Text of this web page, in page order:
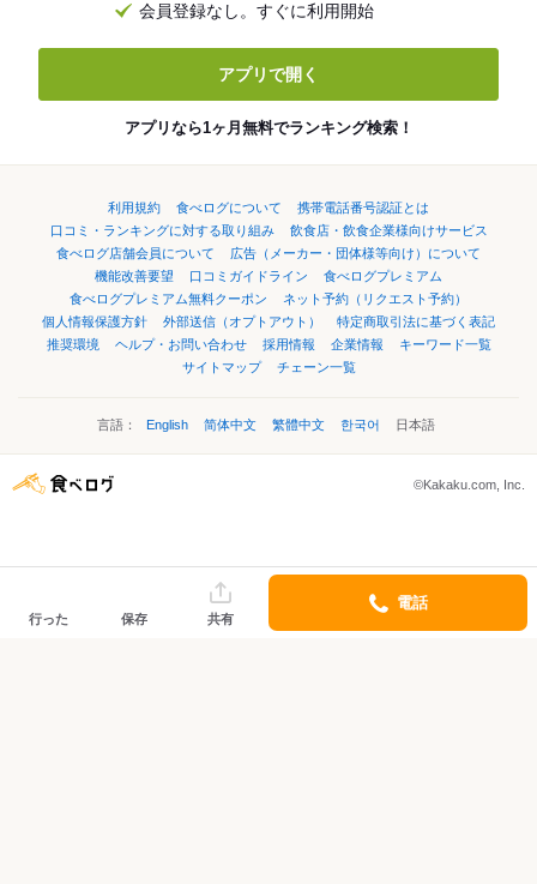
会員登録なし。すぐに利用開始
アプリで開く
アプリなら1ヶ月無料でランキング検索！
利用規約 食べログについて
携帯電話番号認証とは
口コミ・ランキングに対する取り組み
飲食店・飲食企業様向けサービス
食べログ店舗会員について
広告（メーカー・団体様等向け）について
機能改善要望
口コミガイドライン
食べログプレミアム
食べログプレミアム無料クーポン
ネット予約（リクエスト予約）
個人情報保護方針
外部送信（オプトアウト）
特定商取引法に基づく表記
推奨環境
ヘルプ・お問い合わせ 採用情報 企業情報
キーワード一覧
サイトマップ
チェーン一覧
言語： English 简体中文 繁體中文 한국어 日本語
©Kakaku.com, Inc.
行った 保存 共有
電話